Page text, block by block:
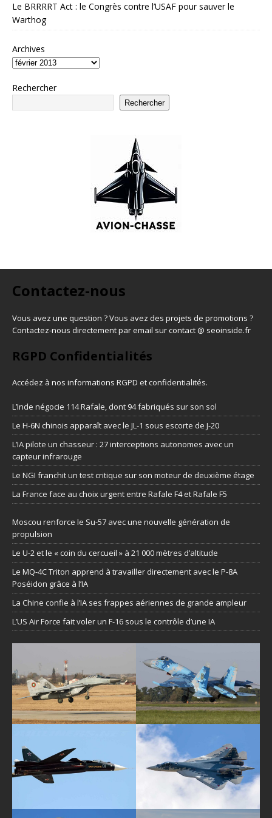
Le BRRRRT Act : le Congrès contre l’USAF pour sauver le
Warthog
Archives
Rechercher
Rechercher
Contactez-nous
Vous avez une question ? Vous avez des projets de promotions ?
Contactez-nous directement par email sur contact @ seoinside.fr
RGPD Confidentialités
Accédez à nos informations RGPD et confidentialités.
L’Inde négocie 114 Rafale, dont 94 fabriqués sur son sol
Le H-6N chinois apparaît avec le JL-1 sous escorte de J-20
L’IA pilote un chasseur : 27 interceptions autonomes avec un
capteur infrarouge
Le NGI franchit un test critique sur son moteur de deuxième étage
La France face au choix urgent entre Rafale F4 et Rafale F5
Moscou renforce le Su-57 avec une nouvelle génération de
propulsion
Le U-2 et le « coin du cercueil » à 21 000 mètres d’altitude
Le MQ-4C Triton apprend à travailler directement avec le P-8A
Poséidon grâce à l’IA
La Chine confie à l’IA ses frappes aériennes de grande ampleur
L’US Air Force fait voler un F-16 sous le contrôle d’une IA